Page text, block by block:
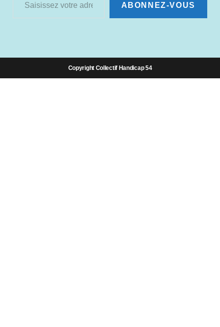
ABONNEZ-VOUS
Copyright Collectif Handicap 54